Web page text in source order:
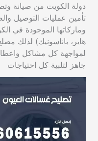
دولة الكويت من صيانة
تأمين عمليات التوصيل
وماركاتها الموجودة في
هاير، باناسونيك) لذلك
لمواجهة كل مشاكل
جاهز لتلبية كل احتياجات